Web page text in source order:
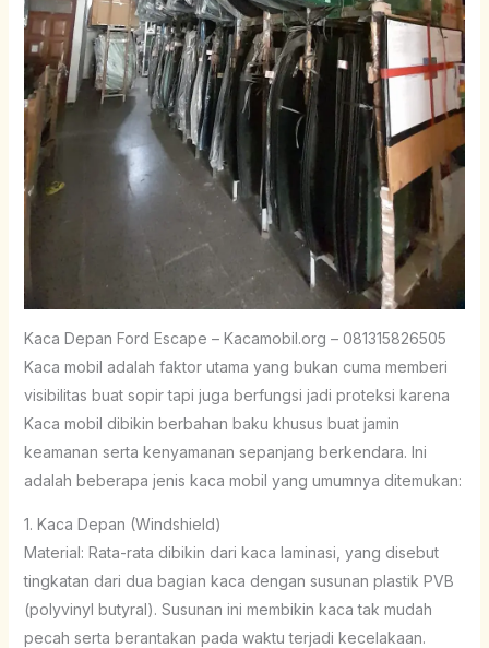
Kaca Depan Ford Escape – Kacamobil.org – 081315826505
Kaca mobil adalah faktor utama yang bukan cuma memberi
visibilitas buat sopir tapi juga berfungsi jadi proteksi karena
Kaca mobil dibikin berbahan baku khusus buat jamin
keamanan serta kenyamanan sepanjang berkendara. Ini
adalah beberapa jenis kaca mobil yang umumnya ditemukan:
1. Kaca Depan (Windshield)
Material: Rata-rata dibikin dari kaca laminasi, yang disebut
tingkatan dari dua bagian kaca dengan susunan plastik PVB
(polyvinyl butyral). Susunan ini membikin kaca tak mudah
pecah serta berantakan pada waktu terjadi kecelakaan.